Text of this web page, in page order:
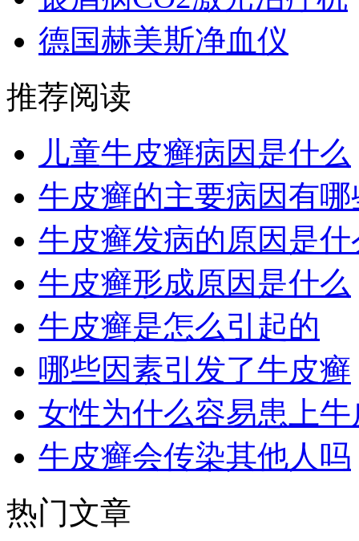
德国赫美斯净血仪
推荐阅读
儿童牛皮癣病因是什么
牛皮癣的主要病因有哪
牛皮癣发病的原因是什
牛皮癣形成原因是什么
牛皮癣是怎么引起的
哪些因素引发了牛皮癣
女性为什么容易患上牛
牛皮癣会传染其他人吗
热门文章